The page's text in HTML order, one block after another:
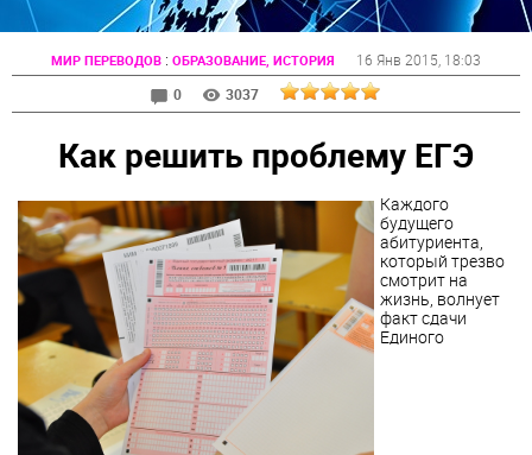
МИР ПЕРЕВОДОВ : ОБРАЗОВАНИЕ, ИСТОРИЯ 16 Янв 2015 , 18:03
0
3037
Как решить проблему ЕГЭ
Каждого
будущего
абитуриента,
который трезво
смотрит на
жизнь, волнует
факт сдачи
Единого